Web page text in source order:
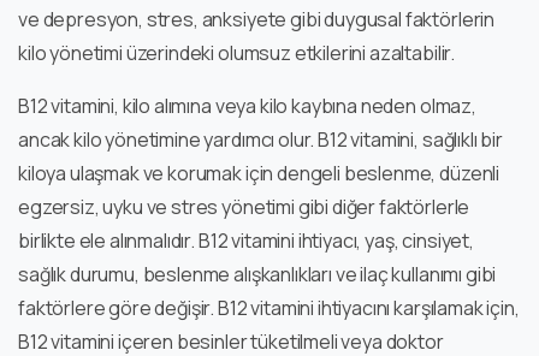
ve depresyon, stres, anksiyete gibi duygusal faktörlerin
kilo yönetimi üzerindeki olumsuz etkilerini azaltabilir.
B12 vitamini, kilo alımına veya kilo kaybına neden olmaz,
ancak kilo yönetimine yardımcı olur. B12 vitamini, sağlıklı bir
kiloya ulaşmak ve korumak için dengeli beslenme, düzenli
egzersiz, uyku ve stres yönetimi gibi diğer faktörlerle
birlikte ele alınmalıdır. B12 vitamini ihtiyacı, yaş, cinsiyet,
sağlık durumu, beslenme alışkanlıkları ve ilaç kullanımı gibi
faktörlere göre değişir. B12 vitamini ihtiyacını karşılamak için,
B12 vitamini içeren besinler tüketilmeli veya doktor